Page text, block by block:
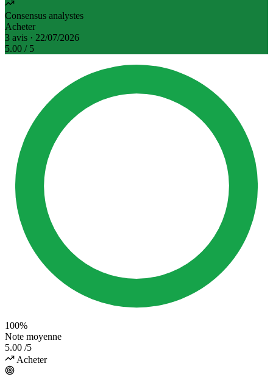
Consensus analystes
Acheter
3 avis · 22/07/2026
5.00 / 5
100%
Note moyenne
5.00 /5
Acheter